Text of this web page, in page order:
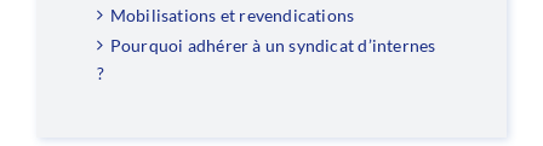
Mobilisations et revendications
Pourquoi adhérer à un syndicat d’internes
?